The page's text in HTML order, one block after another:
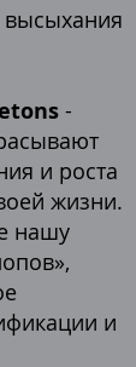
высыхания
-
и роста
жизни.
нашу
и